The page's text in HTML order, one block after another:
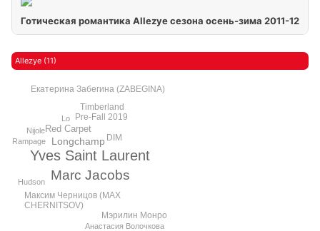
Готическая романтика Allezye сезона осень-зима 2011-12
Allezye (11)
Yves Saint Laurent
Marc Jacobs
Longchamp
Red Carpet
Максим Черницов (MAX
CHERNITSOV)
Pre-Fall 2019
Екатерина Забегина (ZABEGINA)
Мэрилин Монро
DIM
Timberland
Hudson
Анастасия Волочкова
Lo
Nijole
Rampage